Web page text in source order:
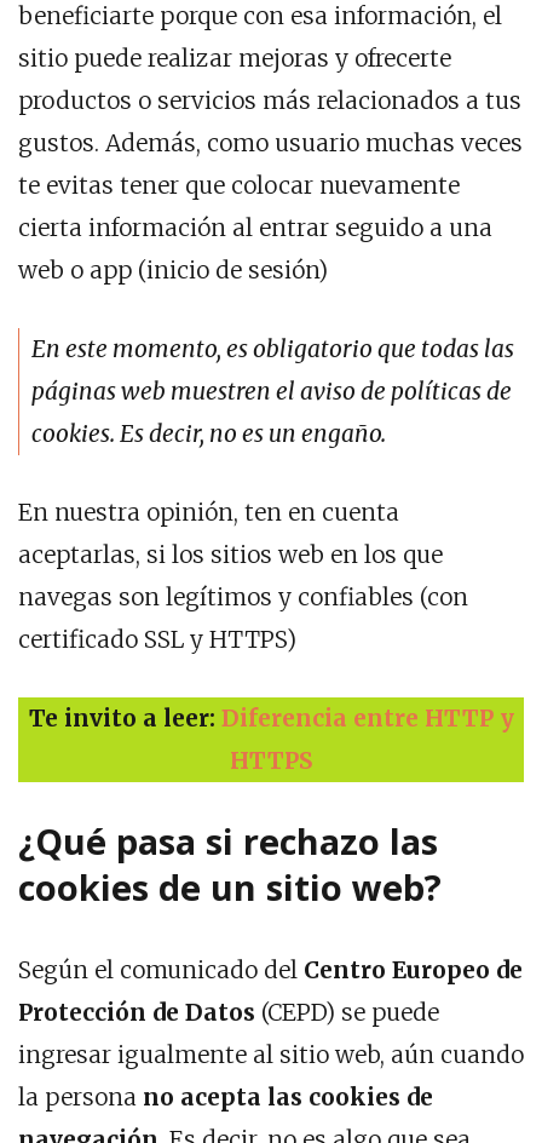
beneficiarte porque con esa información, el
sitio puede realizar mejoras y ofrecerte
productos o servicios más relacionados a tus
gustos. Además, como usuario muchas veces
te evitas tener que colocar nuevamente
cierta información al entrar seguido a una
web o app (inicio de sesión)
En este momento, es obligatorio que todas las
páginas web muestren el aviso de políticas de
cookies. Es decir, no es un engaño.
En nuestra opinión, ten en cuenta
aceptarlas, si los sitios web en los que
navegas son legítimos y confiables (con
certificado SSL y HTTPS)
Te invito a leer: Diferencia entre HTTP y
HTTPS
¿Qué pasa si rechazo las
cookies de un sitio web?
Según el comunicado del Centro Europeo de
Protección de Datos (CEPD) se puede
ingresar igualmente al sitio web, aún cuando
la persona no acepta las cookies de